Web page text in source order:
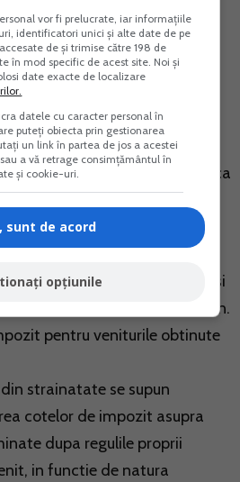
impuneri, prevazuta de
impuneri .
din strainatate se aplica
ca si pentru veniturile din
persoana fizica
venituri prin declaratia unica
din strainatate
la art. 59 alin. (1) lit. a) si
prevazute la art. 59 alin.
pentru veniturile obtinute
strainatate se supun
cotelor de impozit asupra
dupa regulile proprii
in functie de natura
vor fi prelucrate, iar informațiile
identificatori unici și alte date de pe
de și trimise către 198 de
în mod specific de acest site. Noi și
date exacte de localizare
datele cu caracter personal în
puteți obiecta prin gestionarea
un link în partea de jos a acestei
a vă retrage consimțământul în
și cookie-uri.
sunt de acord
opțiunile